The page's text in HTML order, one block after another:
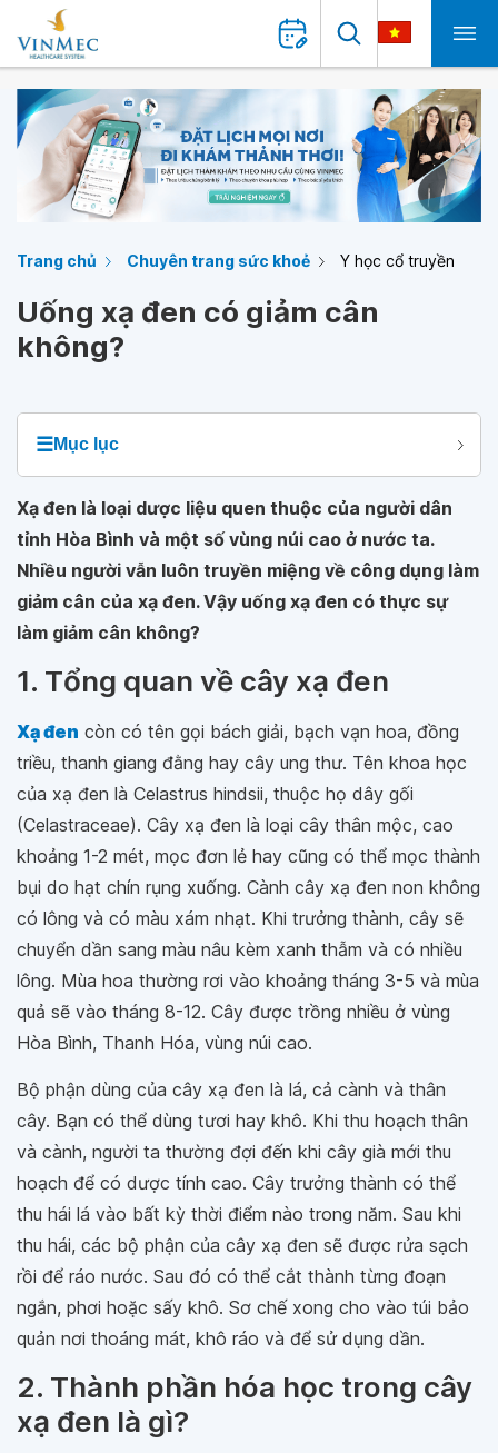
Trang chủ Chuyên trang sức khoẻ Y học cổ truyền
Uống xạ đen có giảm cân
không?
☰Mục lục
Xạ đen là loại dược liệu quen thuộc của người dân
tỉnh Hòa Bình và một số vùng núi cao ở nước ta.
Nhiều người vẫn luôn truyền miệng về công dụng làm
giảm cân của xạ đen. Vậy uống xạ đen có thực sự
làm giảm cân không?
1. Tổng quan về cây xạ đen
Xạ đen còn có tên gọi bách giải, bạch vạn hoa, đồng
triều, thanh giang đằng hay cây ung thư. Tên khoa học
của xạ đen là Celastrus hindsii, thuộc họ dây gối
(Celastraceae). Cây xạ đen là loại cây thân mộc, cao
khoảng 1-2 mét, mọc đơn lẻ hay cũng có thể mọc thành
bụi do hạt chín rụng xuống. Cành cây xạ đen non không
có lông và có màu xám nhạt. Khi trưởng thành, cây sẽ
chuyển dần sang màu nâu kèm xanh thẫm và có nhiều
lông. Mùa hoa thường rơi vào khoảng tháng 3-5 và mùa
quả sẽ vào tháng 8-12. Cây được trồng nhiều ở vùng
Hòa Bình, Thanh Hóa, vùng núi cao.
Bộ phận dùng của cây xạ đen là lá, cả cành và thân
cây. Bạn có thể dùng tươi hay khô. Khi thu hoạch thân
và cành, người ta thường đợi đến khi cây già mới thu
hoạch để có dược tính cao. Cây trưởng thành có thể
thu hái lá vào bất kỳ thời điểm nào trong năm. Sau khi
thu hái, các bộ phận của cây xạ đen sẽ được rửa sạch
rồi để ráo nước. Sau đó có thể cắt thành từng đoạn
ngắn, phơi hoặc sấy khô. Sơ chế xong cho vào túi bảo
quản nơi thoáng mát, khô ráo và để sử dụng dần.
2. Thành phần hóa học trong cây
xạ đen là gì?